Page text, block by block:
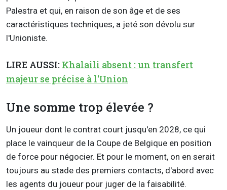
Palestra et qui, en raison de son âge et de ses
caractéristiques techniques, a jeté son dévolu sur
l'Unioniste.
LIRE AUSSI: Khalaili absent : un transfert
majeur se précise à l'Union
Une somme trop élevée ?
Un joueur dont le contrat court jusqu'en 2028, ce qui
place le vainqueur de la Coupe de Belgique en position
de force pour négocier. Et pour le moment, on en serait
toujours au stade des premiers contacts, d'abord avec
les agents du joueur pour juger de la faisabilité.